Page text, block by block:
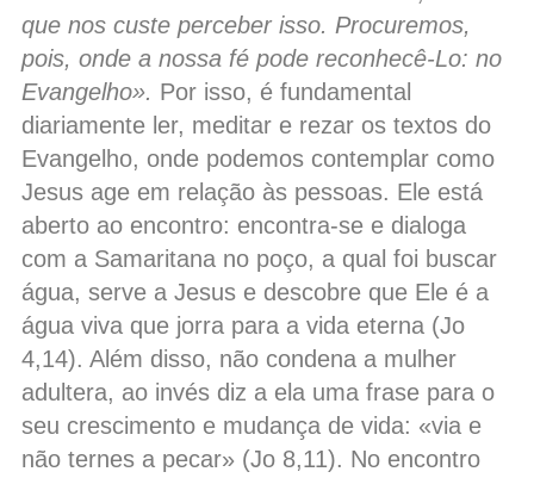
que nos custe perceber isso. Procuremos,
pois, onde a nossa fé pode reconhecê-Lo: no
Evangelho». Por isso, é fundamental
diariamente ler, meditar e rezar os textos do
Evangelho, onde podemos contemplar como
Jesus age em relação às pessoas. Ele está
aberto ao encontro: encontra-se e dialoga
com a Samaritana no poço, a qual foi buscar
água, serve a Jesus e descobre que Ele é a
água viva que jorra para a vida eterna (Jo
4,14). Além disso, não condena a mulher
adultera, ao invés diz a ela uma frase para o
seu crescimento e mudança de vida: «via e
não ternes a pecar» (Jo 8,11). No encontro